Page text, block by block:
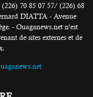
70 85 07 57/ (226) 68
DIATTA - Avenue
- Ouaganews.net n’est
de sites externes et de